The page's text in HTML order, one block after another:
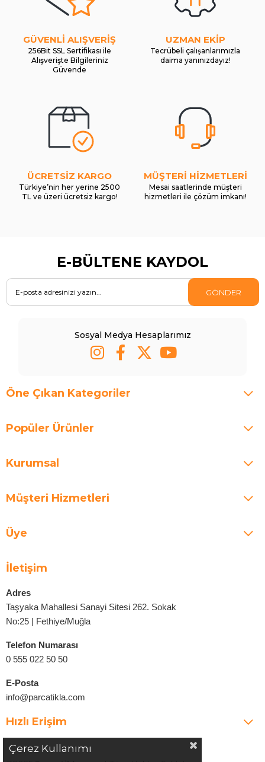
GÜVENLİ ALIŞVERİŞ
256Bit SSL Sertifikası ile
Alışverişte Bilgileriniz
Güvende
UZMAN EKİP
Tecrübeli çalışanlarımızla
daima yanınızdayız!
ÜCRETSİZ KARGO
Türkiye’nin her yerine 2500
TL ve üzeri ücretsiz kargo!
MÜŞTERİ HİZMETLERİ
Mesai saatlerinde müşteri
hizmetleri ile çözüm imkanı!
E-BÜLTENE KAYDOL
GÖNDER
Sosyal Medya Hesaplarımız
Öne Çıkan Kategoriler
Popüler Ürünler
Kurumsal
Müşteri Hizmetleri
Üye
İletişim
Adres
Taşyaka Mahallesi Sanayi Sitesi 262. Sokak
No:25 | Fethiye/Muğla
Telefon Numarası
0 555 022 50 50
E-Posta
info@parcatikla.com
Hızlı Erişim
Çerez Kullanımı